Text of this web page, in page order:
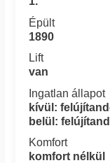
Épült
1890
Lift
van
Ingatlan állapot
kívül:
belül:
Komfort
komfort nélkül